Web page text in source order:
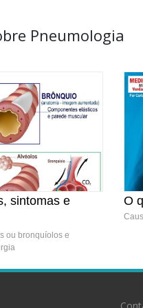
Pneumologia
sintomas e
ou bronquíolos e
O